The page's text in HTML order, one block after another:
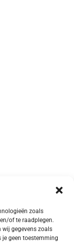
zoals
of te raadplegen.
wij gegevens zoals
je geen toestemming